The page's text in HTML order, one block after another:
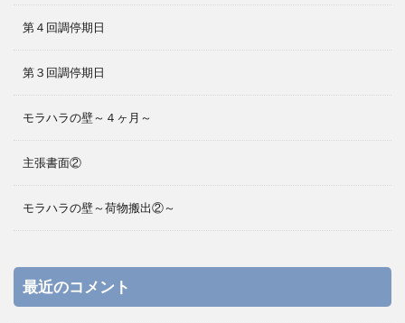
第４回調停期日
第３回調停期日
モラハラの壁～４ヶ月～
主張書面②
モラハラの壁～荷物搬出②～
最近のコメント